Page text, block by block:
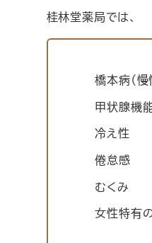
桂林堂薬局では、
橋本病（慢
甲状腺機
冷え性
倦怠感
むくみ
女性特有